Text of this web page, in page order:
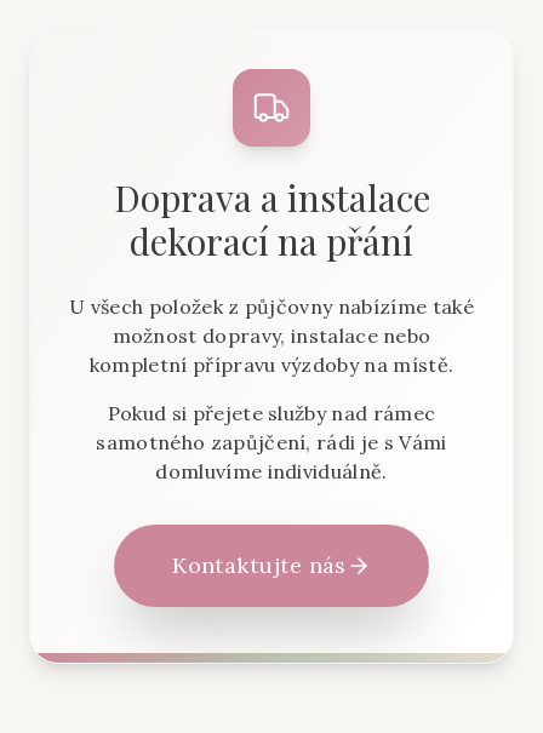
Doprava a instalace
dekorací na přání
U všech položek z půjčovny nabízíme také
možnost dopravy, instalace nebo
kompletní přípravu výzdoby na místě.
Pokud si přejete služby nad rámec
samotného zapůjčení, rádi je s Vámi
domluvíme individuálně.
Kontaktujte nás